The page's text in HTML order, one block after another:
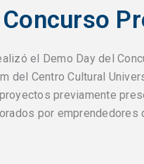
el Demo Day del
del Centro Cultural
previamente
por emprendedores